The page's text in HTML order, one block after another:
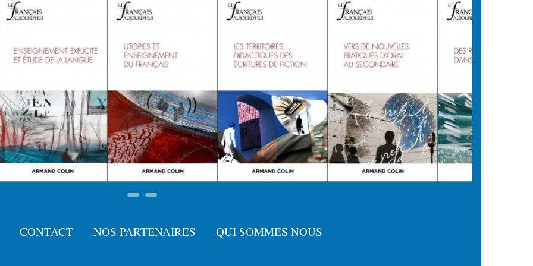
CONTACT NOS PARTENAIRES QUI SOMMES NOUS